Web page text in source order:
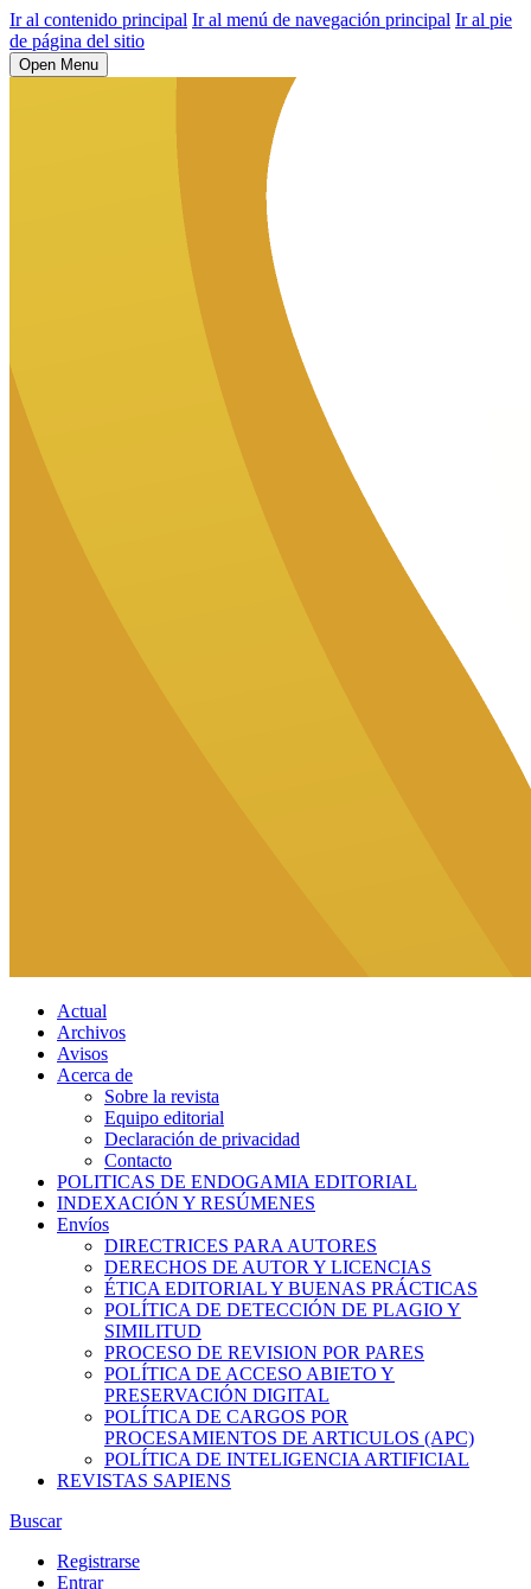
Ir al contenido principal Ir al menú de navegación principal Ir al pie
de página del sitio
Open Menu
Actual
Archivos
Avisos
Acerca de
Sobre la revista
Equipo editorial
Declaración de privacidad
Contacto
POLITICAS DE ENDOGAMIA EDITORIAL
INDEXACIÓN Y RESÚMENES
Envíos
DIRECTRICES PARA AUTORES
DERECHOS DE AUTOR Y LICENCIAS
ÉTICA EDITORIAL Y BUENAS PRÁCTICAS
POLÍTICA DE DETECCIÓN DE PLAGIO Y
SIMILITUD
PROCESO DE REVISION POR PARES
POLÍTICA DE ACCESO ABIETO Y
PRESERVACIÓN DIGITAL
POLÍTICA DE CARGOS POR
PROCESAMIENTOS DE ARTICULOS (APC)
POLÍTICA DE INTELIGENCIA ARTIFICIAL
REVISTAS SAPIENS
Buscar
Registrarse
Entrar